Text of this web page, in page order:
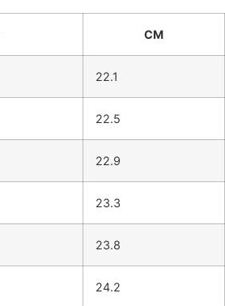
CM
22.1
22.5
22.9
23.3
23.8
24.2